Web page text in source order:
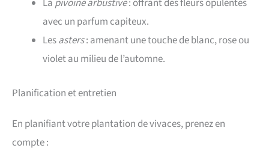
La pivoine arbustive: offrant des fleurs opulentes
avec un parfum capiteux.
Lesasters: amenant une touche de blanc, rose ou
violet au milieu de l’automne.
Planification et entretien
En planifiant votre plantation de vivaces, prenez en
compte :